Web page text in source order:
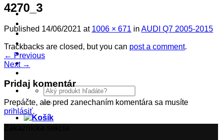
! ! ! S Ú Ť A Ž ! ! !
Produkty
Špičkový UEBLER
Autoriz. servis THULE/UEBLER
Predajne
Hľadať:
4270_3
Published 14/06/2021 at 1006 × 671 in AUDI Q7 2005-2015
Trackbacks are closed, but you can post a comment.
← Previous
Next →
Pridaj komentár
Prepáčte, ale pred zanechaním komentára sa musíte
prihlásiť.